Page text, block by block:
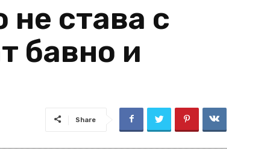
става с
бавно и
Share